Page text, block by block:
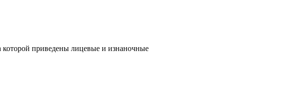
которой приведены лицевые и изнаночные